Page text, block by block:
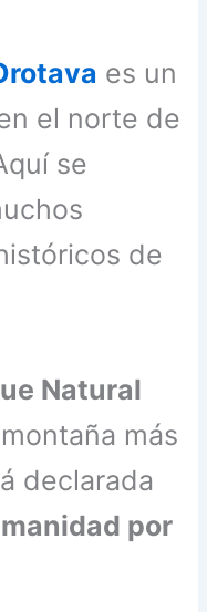
es un
el norte de
se
de
Natural
más
declarada
por